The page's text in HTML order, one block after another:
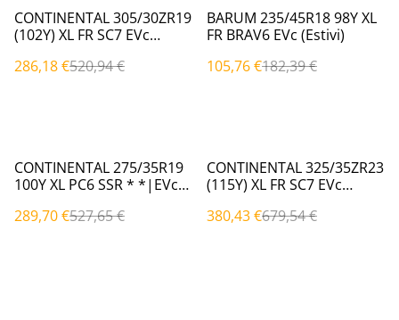
%
CONTINENTAL 305/30ZR19
(102Y) XL FR SC7 EVc
286,18 €520,94 €
%
BARUM 235/45R18 98Y XL
FR BRAV6 EVc (Estivi)
105,76 €182,39 €
%
CONTINENTAL 275/35R19
100Y XL PC6 SSR * *|EVc
289,70 €527,65 €
%
CONTINENTAL 325/35ZR23
(115Y) XL FR SC7 EVc
380,43 €679,54 €